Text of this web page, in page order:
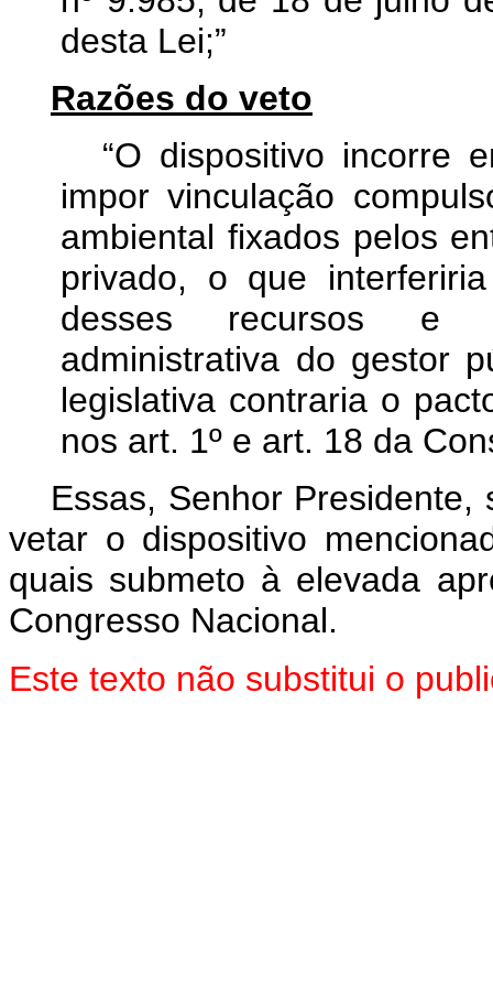
desta Lei;”
Razões do veto
“O dispositivo incorre
impor vinculação
ambiental fixados pelos
privado, o que
desses recursos e
administrativa do gestor
legislativa contraria o
nos art. 1º e art. 18 da
Essas, Senhor
vetar o dispositivo
quais submeto à elevada
Congresso Nacional.
Este texto não substitui o